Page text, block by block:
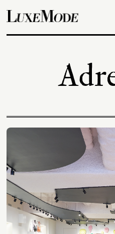
Objets
Escapades
Adresses
À
propos